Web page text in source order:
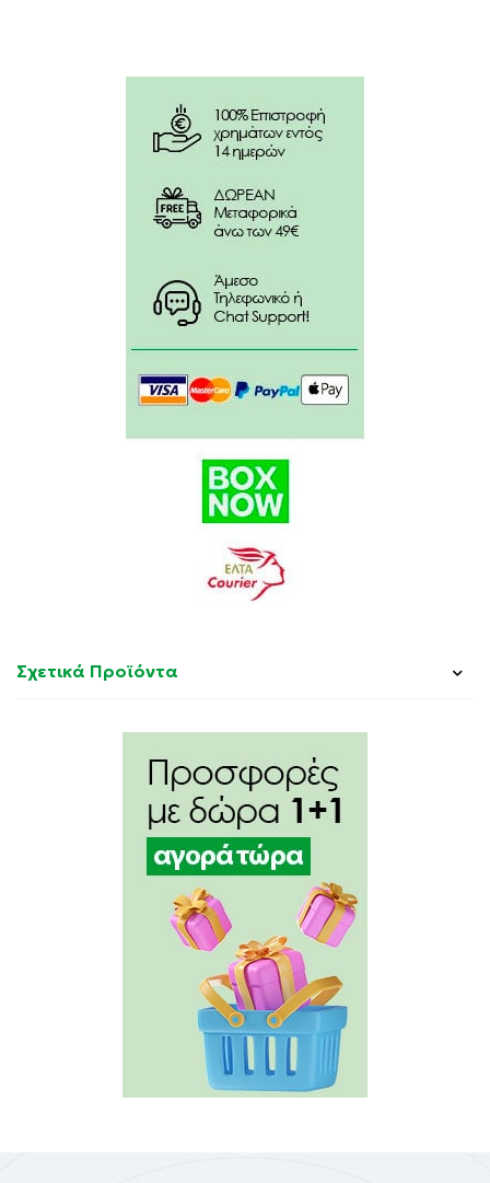
Withania dry extract (Withania somnifera extract,
1.5% Withanolides) 150 mg
Rosavins and 1% Salidroside) 100 mg
Schisandra dry extract, fruit (Schisandra chinensis,
Dry extract of Eleutherococcus, root
(Eleutherococcus senticosus, 0.8% Eleutherosides)
Calcium pantothenate (100% vitamin B5) 3 mg
Ascorbic acid (100% vitamin C) 40 mg
Μικροκρυσταλλική κυτταρίνη, στεατικό μαγνήσιο,
υδροξυπροπυλ-μεθυλοκυτταρίνη.
Δεν περιέχει: Γλουτένη, Λακτόζη, Αλλεργιογόνα,
Σχετικά Προϊόντα